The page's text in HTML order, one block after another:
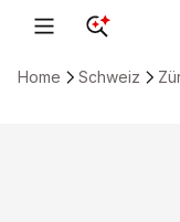
Home Schweiz